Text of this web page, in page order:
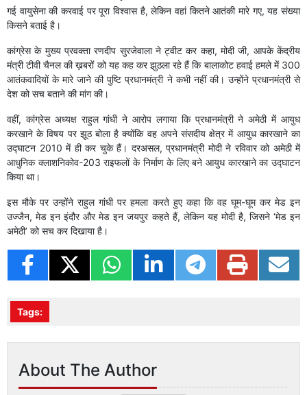
गई वायुसेना की करवाई पर पूरा विश्वास है, लेकिन वहां कितने आतंकी मारे गए, यह संख्या
किसने बताई है।
कांग्रेस के मुख्य प्रवक्ता रणदीप सुरजेवाला ने ट्वीट कर कहा, मोदी जी, आपके केंद्रीय
मंत्री टीवी चैनल की ख़बरों को यह कह कर झुठला रहे हैं कि बालाकोट हवाई हमले में 300
आतंकवादियों के मारे जाने की पुष्टि प्रधानमंत्री ने कभी नहीं की। उन्होंने प्रधानमंत्री से
देश को सच बताने की मांग की।
वहीं, कांग्रेस अध्यक्ष राहुल गांधी ने आरोप लगाया कि प्रधानमंत्री ने अमेठी में आयुध
करखाने के विषय पर झूठ बोला है क्योंकि वह अपने संसदीय क्षेत्र में आयुध कारखाने का
उद्घाटन 2010 में ही कर चुके हैं। दरअसल, प्रधानमंत्री मोदी ने रविवार को अमेठी में
आधुनिक क्लाशनिकोव-203 राइफलों के निर्माण के लिए बने आयुध कारखाने का उद्घाटन
किया था।
इस मौके पर उन्होंने राहुल गांधी पर हमला करते हुए कहा कि वह घूम-घूम कर मेड इन
उज्जैन, मेड इन इंदौर और मेड इन जयपुर कहते हैं, लेकिन यह मोदी है, जिसने ‘मेड इन
अमेठी’ को सच कर दिखाया है।
Tags:
About The Author